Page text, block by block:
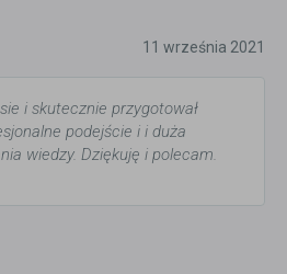
11 września 2021
i skutecznie przygotował
podejście i i duża
wiedzy. Dziękuję i polecam.